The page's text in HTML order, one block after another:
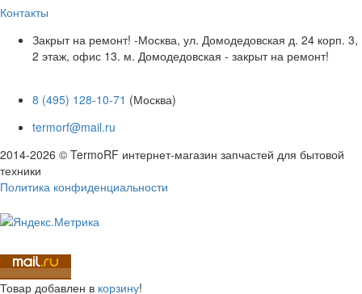
Контакты
Закрыт на ремонт! -Москва, ул. Домодедовская д. 24 корп. 3,
2 этаж, офис 13. м. Домодедовская - закрыт на ремонт!
8 (495) 128-10-71 (Москва)
termorf@mail.ru
2014-2026 © TermoRF интернет-магазин запчастей для бытовой
техники
Политика конфиденциальности
Товар добавлен в корзину!